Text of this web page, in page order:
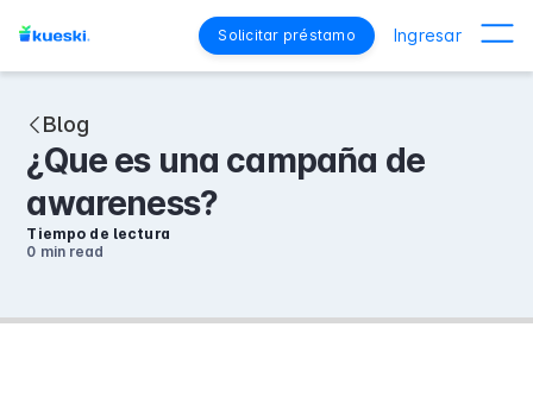
Solicitar préstamo Ingresar
Blog
¿Que es una campaña de
awareness?
Tiempo de lectura
0 minread